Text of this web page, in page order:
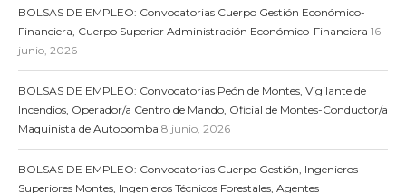
BOLSAS DE EMPLEO: Convocatorias Cuerpo Gestión Económico-
Financiera, Cuerpo Superior Administración Económico-Financiera 16
junio, 2026
BOLSAS DE EMPLEO: Convocatorias Peón de Montes, Vigilante de
Incendios, Operador/a Centro de Mando, Oficial de Montes-Conductor/a
Maquinista de Autobomba 8 junio, 2026
BOLSAS DE EMPLEO: Convocatorias Cuerpo Gestión, Ingenieros
Superiores Montes, Ingenieros Técnicos Forestales, Agentes